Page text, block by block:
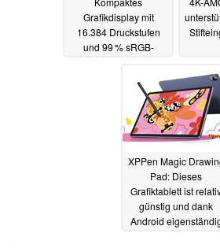
Grafikdisplay mit
16.384 Druckstufen
und 99 % sRGB-
XPPen Magic
Pad: Dieses
Grafiktablett ist
günstig und dank
Android